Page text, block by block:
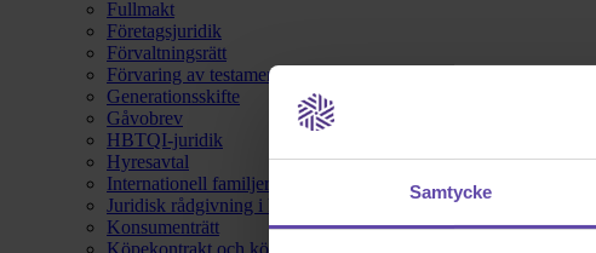
Samtycke
Fullmakt
Företagsjuridik
Förvaltningsrätt
Förvaring av testamente
Generationsskifte
Gåvobrev
HBTQI-juridik
Hyresavtal
Internationell familjerätt
Juridisk rådgivning i hemförsäkring
Konsumenträtt
Köpekontrakt och köpebrev